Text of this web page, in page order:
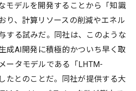
モデルを開発することから「知識
り、計算リソースの削減やエネル
する試みだ。同社は、このような
成AI開発に積極的かついち早く取
ータモデルである「LHTM-
たとのことだ。同社が提供する大